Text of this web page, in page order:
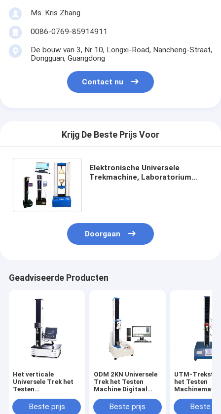
Ms. Kris Zhang
0086-0769-85914911
De bouw van 3, Nr 10, Longxi-Road, Nancheng-Straat,
Dongguan, Guangdong
Contact nu
Krijg De Beste Prijs Voor
Elektronische Universele
Trekmachine, Laboratorium
Doorgaan
Geadviseerde Producten
Het verticale
Universele Trek het
Testen
van de
Machinetreksterkte
Beste prijs
ODM 2KN Universele
Trek het Testen
Machine Digitaal
Beste prijs
UTM-
het Testen
Beste